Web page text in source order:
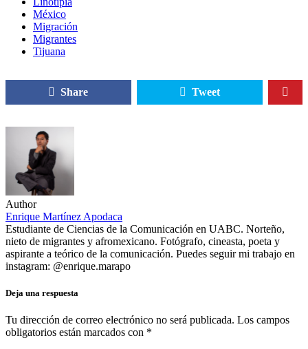
México
Migración
Migrantes
Tijuana
Share Tweet
Author
Enrique Martínez Apodaca
Estudiante de Ciencias de la Comunicación en UABC. Norteño,
nieto de migrantes y afromexicano. Fotógrafo, cineasta, poeta y
aspirante a teórico de la comunicación. Puedes seguir mi trabajo en
instagram: @enrique.marapo
Deja una respuesta
Tu dirección de correo electrónico no será publicada. Los campos
obligatorios están marcados con *